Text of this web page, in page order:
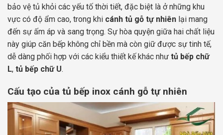
bảo vệ tủ khỏi các yếu tố thời tiết, đặc biệt là ở những khu
vực có độ ẩm cao, trong khi cánh tủ gỗ tự nhiên lại mang
đến sự ấm áp và sang trọng. Sự hòa quyện giữa hai chất liệu
này giúp căn bếp không chỉ bền mà còn giữ được sự tinh tế,
dễ dàng phối hợp với các kiểu thiết kế khác như tủ bếp chữ
L, tủ bếp chữ U.
Cấu tạo của tủ bếp inox cánh gỗ tự nhiên